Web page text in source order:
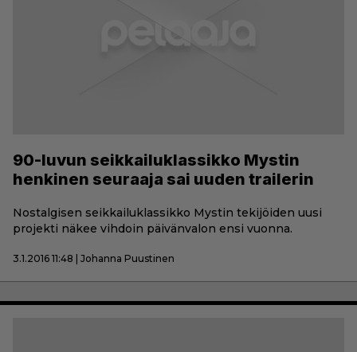
90-luvun seikkailuklassikko Mystin
henkinen seuraaja sai uuden trailerin
Nostalgisen seikkailuklassikko Mystin tekijöiden uusi
projekti näkee vihdoin päivänvalon ensi vuonna.
3.1.2016 11:48 | Johanna Puustinen